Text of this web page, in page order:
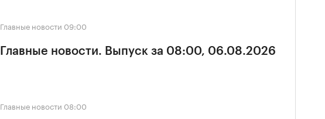
Главные новости 09:00
Главные новости. Выпуск за 08:00, 06.08.2026
Главные новости 08:00